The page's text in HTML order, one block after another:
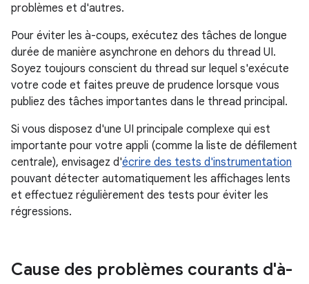
problèmes et d'autres.
Pour éviter les à-coups, exécutez des tâches de longue
durée de manière asynchrone en dehors du thread UI.
Soyez toujours conscient du thread sur lequel s'exécute
votre code et faites preuve de prudence lorsque vous
publiez des tâches importantes dans le thread principal.
Si vous disposez d'une UI principale complexe qui est
importante pour votre appli (comme la liste de défilement
centrale), envisagez d'écrire des tests d'instrumentation
pouvant détecter automatiquement les affichages lents
et effectuez régulièrement des tests pour éviter les
régressions.
Cause des problèmes courants d'à-